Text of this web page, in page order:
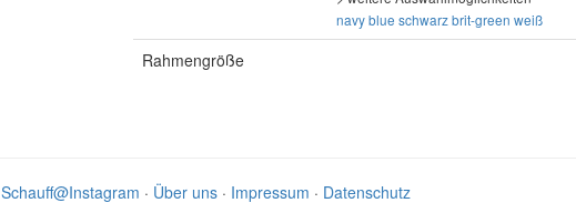
navy blue schwarz brit-green weiß
Rahmengröße
Schauff@Instagram · Über uns · Impressum · Datenschutz